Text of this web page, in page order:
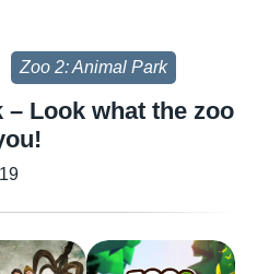
Zoo 2: Animal Park
Look what the zoo